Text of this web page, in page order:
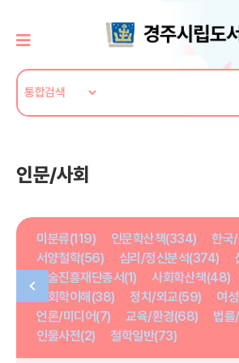
인문/사회
미분류(119) 인문학산책(334)
한국
서양철학(56)
심리/정신분석(374)
학술진흥재단총서(1)
사회학산책(48)
사회학이해(38)
정치/외교(59)
여
언론/미디어(7)
교육/환경(68)
법
인물사전(2)
철학일반(73)